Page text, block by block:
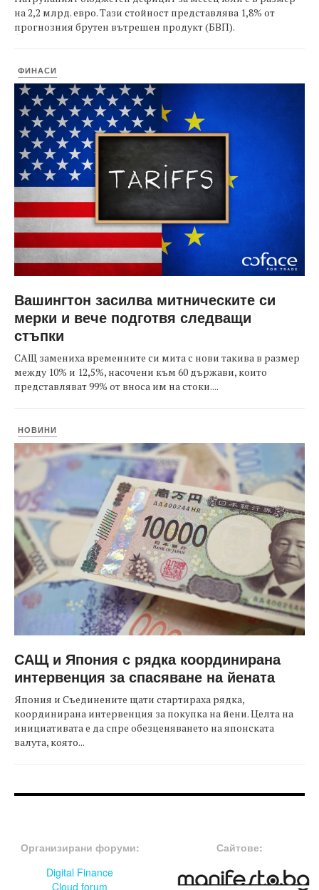
на 2,2 млрд. евро. Тази стойност представлява 1,8% от
прогнозния брутен вътрешен продукт (БВП).
ФИНАСИ
Вашингтон засилва митническите си
мерки и вече подготвя следващи
стъпки
САЩ замениха временните си мита с нови такива в размер
между 10% и 12,5%, насочени към 60 държави, които
представляват 99% от вноса им на стоки....
НОВИНИ
САЩ и Япония с рядка координирана
интервенция за спасяване на йената
Япония и Съединените щати стартираха рядка,
координирана интервенция за покупка на йени. Целта на
инициативата е да спре обезценяването на японската
валута, която...
Организирани форуми:
Digital Finance
Cloud forum
Сайтове: